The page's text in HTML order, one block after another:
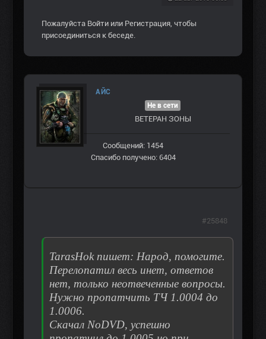
Пожалуйста Войти или Регистрация , чтобы
присоединиться к беседе.
AЙС
Не в сети
ВЕТЕРАН ЗOНЫ
Сообщений: 1454
Спасибо получено: 6404
TarasHok пишет: Народ, помогите.
Перелопатил весь инет, ответов
нет, только неотвеченные вопросы.
Нужно пропатчить ТЧ 1.0004 до
1.0006.
Скачал NoDVD, успешно
#25848